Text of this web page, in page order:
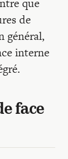
que
de
général,
interne
face